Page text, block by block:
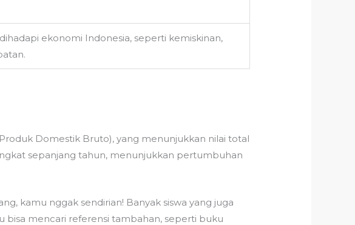
ekonomi Indonesia, seperti kemiskinan,
Domestik Bruto), yang menunjukkan nilai total
sepanjang tahun, menunjukkan pertumbuhan
kamu nggak sendirian! Banyak siswa yang juga
mencari referensi tambahan, seperti buku